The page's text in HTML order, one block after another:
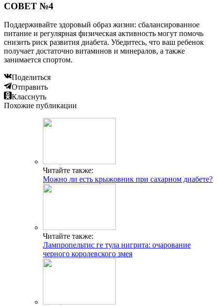
СОВЕТ №4
Поддерживайте здоровый образ жизни: сбалансированное
питание и регулярная физическая активность могут помочь
снизить риск развития диабета. Убедитесь, что ваш ребенок
получает достаточно витаминов и минералов, а также
занимается спортом.
Поделиться
Отправить
Класснуть
Похожие публикации
Читайте также:
Можно ли есть крыжовник при сахарном диабете?
Читайте также:
Лампропельтис ге тула нигрита: очарование
черного королевского змея